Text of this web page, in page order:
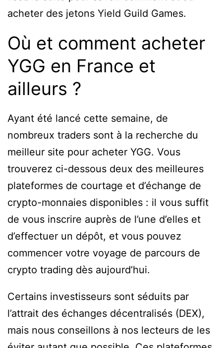
acheter des jetons Yield Guild Games.
Où et comment acheter
YGG en France et
ailleurs ?
Ayant été lancé cette semaine, de
nombreux traders sont à la recherche du
meilleur site pour acheter YGG. Vous
trouverez ci-dessous deux des meilleures
plateformes de courtage et d’échange de
crypto-monnaies disponibles : il vous suffit
de vous inscrire auprès de l’une d’elles et
d’effectuer un dépôt, et vous pouvez
commencer votre voyage de parcours de
crypto trading dès aujourd’hui.
Certains investisseurs sont séduits par
l’attrait des échanges décentralisés (DEX),
mais nous conseillons à nos lecteurs de les